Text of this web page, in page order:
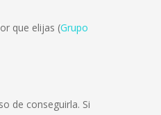
que elijas (Grupo
de conseguirla. Si